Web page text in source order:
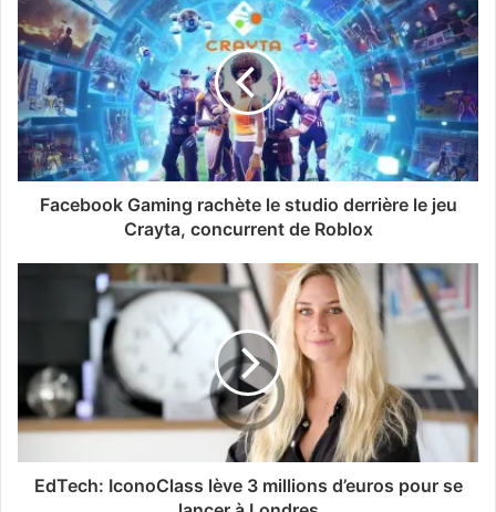
Facebook Gaming rachète le studio derrière le jeu
Crayta, concurrent de Roblox
EdTech: IconoClass lève 3 millions d’euros pour se